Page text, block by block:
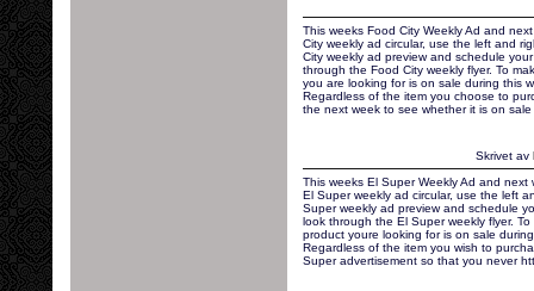
This weeks Food City Weekly Ad and
City weekly ad circular, use the left and
City weekly ad preview and schedule
through the Food City weekly flyer. To
you are looking for is on sale during this
Regardless of the item you choose to
the next week to see whether it is on
Skrivet av
This weeks El Super Weekly Ad and
El Super weekly ad circular, use the left
Super weekly ad preview and schedule
look through the El Super weekly flyer.
product youre looking for is on sale
Regardless of the item you wish to
Super advertisement so that you never